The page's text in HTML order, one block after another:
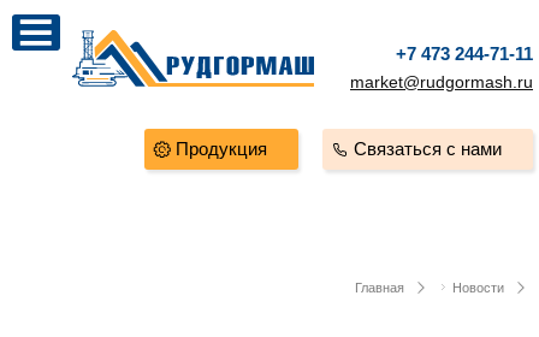
+7 473 244-71-11
market@rudgormash.ru
Связаться с нами
Продукция
Главная Новости